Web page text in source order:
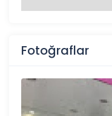
Fotoğraflar